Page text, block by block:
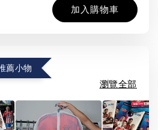
加入購物車
薦小物
瀏覽全部